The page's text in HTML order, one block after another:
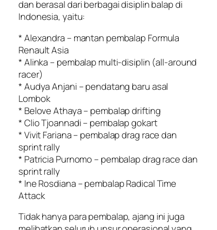
dan berasal dari berbagai disiplin balap di
Indonesia, yaitu:
* Alexandra – mantan pembalap Formula
Renault Asia
* Alinka – pembalap multi-disiplin (all-around
racer)
* Audya Anjani – pendatang baru asal
Lombok
* Belove Athaya – pembalap drifting
* Clio Tjoannadi – pembalap gokart
* Vivit Fariana – pembalap drag race dan
sprint rally
* Patricia Purnomo – pembalap drag race dan
sprint rally
* Ine Rosdiana – pembalap Radical Time
Attack
Tidak hanya para pembalap, ajang ini juga